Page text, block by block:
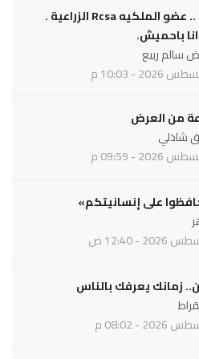
روائح الزمان .. عضو الملكيه Rcsa الزراعية .
باحميش.
سالم ربيع
من العرض
شاذلي
على إنسانيتكم»
زمانك يعرفك بالناس